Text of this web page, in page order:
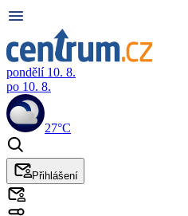
pondělí 10. 8.
po 10. 8.
27°C
Přihlášení